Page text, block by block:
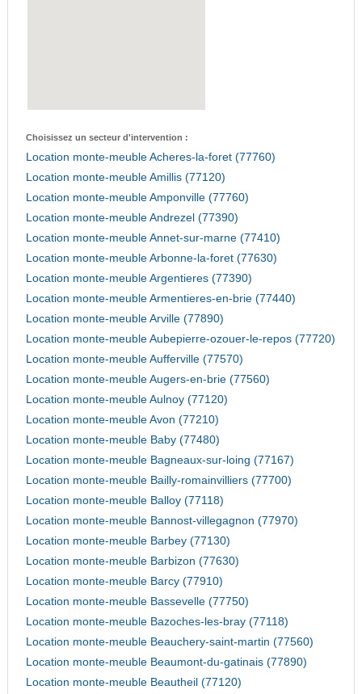
Choisissez un secteur d'intervention :
Location monte-meuble Acheres-la-foret (77760)
Location monte-meuble Amillis (77120)
Location monte-meuble Amponville (77760)
Location monte-meuble Andrezel (77390)
Location monte-meuble Annet-sur-marne (77410)
Location monte-meuble Arbonne-la-foret (77630)
Location monte-meuble Argentieres (77390)
Location monte-meuble Armentieres-en-brie (77440)
Location monte-meuble Arville (77890)
Location monte-meuble Aubepierre-ozouer-le-repos (77720)
Location monte-meuble Aufferville (77570)
Location monte-meuble Augers-en-brie (77560)
Location monte-meuble Aulnoy (77120)
Location monte-meuble Avon (77210)
Location monte-meuble Baby (77480)
Location monte-meuble Bagneaux-sur-loing (77167)
Location monte-meuble Bailly-romainvilliers (77700)
Location monte-meuble Balloy (77118)
Location monte-meuble Bannost-villegagnon (77970)
Location monte-meuble Barbey (77130)
Location monte-meuble Barbizon (77630)
Location monte-meuble Barcy (77910)
Location monte-meuble Bassevelle (77750)
Location monte-meuble Bazoches-les-bray (77118)
Location monte-meuble Beauchery-saint-martin (77560)
Location monte-meuble Beaumont-du-gatinais (77890)
Location monte-meuble Beautheil (77120)